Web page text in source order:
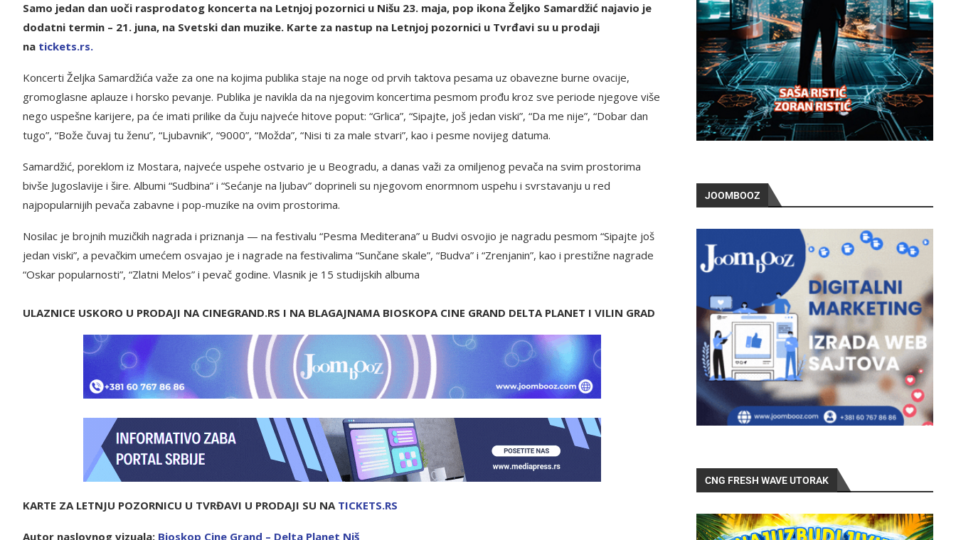
Samo jedan dan uoči rasprodatog koncerta na Letnjoj pozornici u Nišu 23. maja, pop ikona Željko Samardžić najavio je
dodatni termin – 21. juna, na Svetski dan muzike. Karte za nastup na Letnjoj pozornici u Tvrđavi su u prodaji
na tickets.rs.
Koncerti Željka Samardžića važe za one na kojima publika staje na noge od prvih taktova pesama uz obavezne burne ovacije,
gromoglasne aplauze i horsko pevanje. Publika je navikla da na njegovim koncertima pesmom prođu kroz sve periode njegove više
nego uspešne karijere, pa će imati prilike da čuju najveće hitove poput: “Grlica”, “Sipajte, još jedan viski”, “Da me nije”, “Dobar dan
tugo”, “Bože čuvaj tu ženu”, “Ljubavnik”, “9000”, “Možda”, “Nisi ti za male stvari”, kao i pesme novijeg datuma.
Samardžić, poreklom iz Mostara, najveće uspehe ostvario je u Beogradu, a danas važi za omiljenog pevača na svim prostorima
bivše Jugoslavije i šire. Albumi “Sudbina” i “Sećanje na ljubav” doprineli su njegovom enormnom uspehu i svrstavanju u red
najpopularnijih pevača zabavne i pop-muzike na ovim prostorima.
Nosilac je brojnih muzičkih nagrada i priznanja — na festivalu “Pesma Mediterana” u Budvi osvojio je nagradu pesmom “Sipajte još
jedan viski”, a pevačkim umećem osvajao je i nagrade na festivalima “Sunčane skale”, “Budva” i “Zrenjanin”, kao i prestižne nagrade
“Oskar popularnosti”, “Zlatni Melos” i pevač godine. Vlasnik je 15 studijskih albuma
ULAZNICE USKORO U PRODAJI NA CINEGRAND.RS I NA BLAGAJNAMA BIOSKOPA CINE GRAND DELTA PLANET I VILIN GRAD
KARTE ZA LETNJU POZORNICU U TVRĐAVI U PRODAJI SU NA TICKETS.RS
Autor naslovnog vizuala: Bioskop Cine Grand – Delta Planet Niš
JOOMBOOZ
CNG FRESH WAVE UTORAK